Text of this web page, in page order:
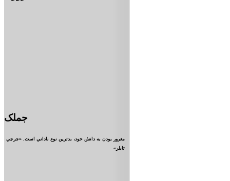
جملک
مغرور بودن به دانش خود، بدترين نوع ناداني است. «جرجي
تايلر»